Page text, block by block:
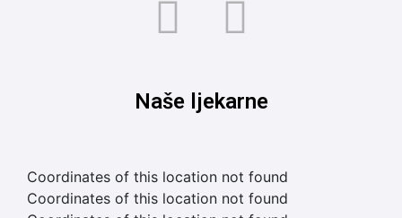
Naše ljekarne
Coordinates of this location not found
Coordinates of this location not found